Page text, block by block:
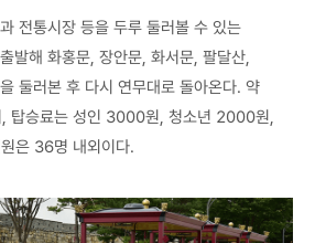
전통시장 등을 두루 둘러볼 수 있는
발해 화홍문, 장안문, 화서문, 팔달산,
둘러본 후 다시 연무대로 돌아온다. 약
탑승료는 성인 3000원, 청소년 2000원,
은 36명 내외이다.